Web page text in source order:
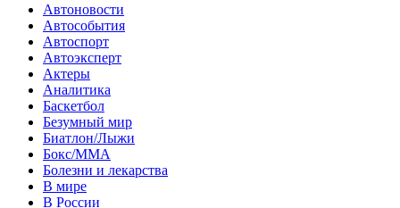
Автоновости
Автособытия
Автоспорт
Автоэксперт
Актеры
Аналитика
Баскетбол
Безумный мир
Биатлон/Лыжи
Бокс/MMA
Болезни и лекарства
В мире
В России